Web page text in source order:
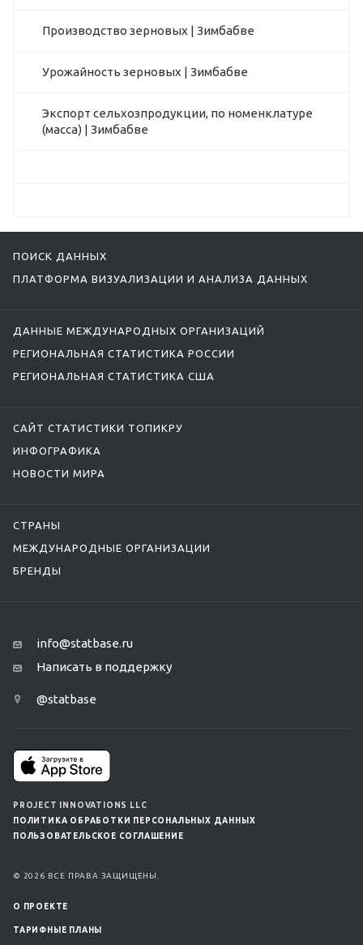
Производство зерновых | Зимбабве
Урожайность зерновых | Зимбабве
Экспорт сельхозпродукции, по номенклатуре
(масса) | Зимбабве
ПОИСК ДАННЫХ
ПЛАТФОРМА ВИЗУАЛИЗАЦИИ И АНАЛИЗА ДАННЫХ
ДАННЫЕ МЕЖДУНАРОДНЫХ ОРГАНИЗАЦИЙ
РЕГИОНАЛЬНАЯ СТАТИСТИКА РОССИИ
РЕГИОНАЛЬНАЯ СТАТИСТИКА США
САЙТ СТАТИСТИКИ ТОПИКРУ
ИНФОГРАФИКА
НОВОСТИ МИРА
СТРАНЫ
МЕЖДУНАРОДНЫЕ ОРГАНИЗАЦИИ
БРЕНДЫ
info@statbase.ru
Написать в поддержку
@statbase
PROJECT INNOVATIONS LLC
ПОЛИТИКА ОБРАБОТКИ ПЕРСОНАЛЬНЫХ ДАННЫХ
ПОЛЬЗОВАТЕЛЬСКОЕ СОГЛАШЕНИЕ
© 2026 ВСЕ ПРАВА ЗАЩИЩЕНЫ.
О ПРОЕКТЕ
ТАРИФНЫЕ ПЛАНЫ